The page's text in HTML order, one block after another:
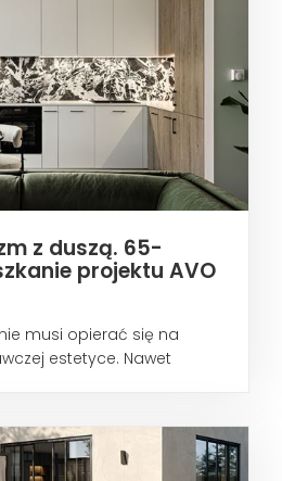
z duszą. 65-
projektu AVO
musi opierać się na
estetyce. Nawet